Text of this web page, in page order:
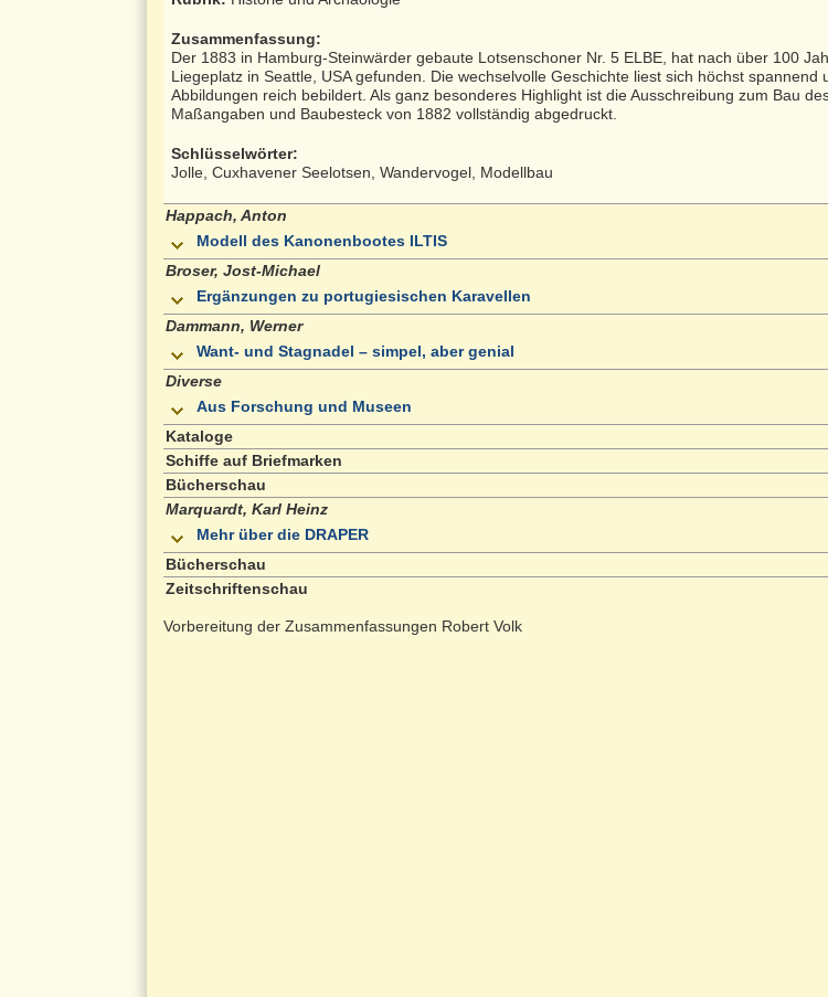
Zusammenfassung:
Der 1883 in Hamburg-Steinwärder gebaute Lotsenschoner Nr. 5 ELBE, hat nach über 100
Liegeplatz in Seattle, USA gefunden. Die wechselvolle Geschichte liest sich höchst spannend
Abbildungen reich bebildert. Als ganz besonderes Highlight ist die Ausschreibung zum Bau
Maßangaben und Baubesteck von 1882 vollständig abgedruckt.
Schlüsselwörter:
Jolle, Cuxhavener Seelotsen, Wandervogel, Modellbau
Happach, Anton
Modell des Kanonenbootes ILTIS
Broser, Jost-Michael
Ergänzungen zu portugiesischen Karavellen
Dammann, Werner
Want- und Stagnadel – simpel, aber genial
Diverse
Aus Forschung und Museen
Kataloge
Schiffe auf Briefmarken
Bücherschau
Marquardt, Karl Heinz
Mehr über die DRAPER
Bücherschau
Zeitschriftenschau
Vorbereitung der Zusammenfassungen Robert Volk